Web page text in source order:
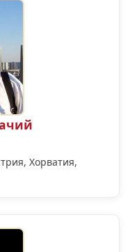
Хорватия,